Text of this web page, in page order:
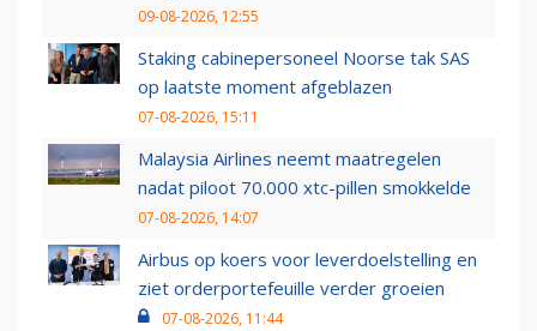
09-08-2026, 12:55
Staking cabinepersoneel Noorse tak SAS
op laatste moment afgeblazen
07-08-2026, 15:11
Malaysia Airlines neemt maatregelen
nadat piloot 70.000 xtc-pillen smokkelde
07-08-2026, 14:07
Airbus op koers voor leverdoelstelling en
ziet orderportefeuille verder groeien
07-08-2026, 11:44